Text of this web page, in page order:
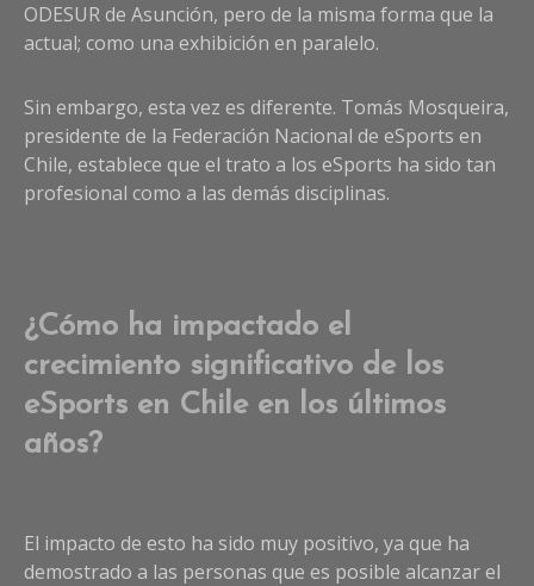
ODESUR de Asunción, pero de la misma forma que la
actual; como una exhibición en paralelo.
Sin embargo, esta vez es diferente. Tomás Mosqueira,
presidente de la Federación Nacional de eSports en
Chile, establece que el trato a los eSports ha sido tan
profesional como a las demás disciplinas.
¿Cómo ha impactado el
crecimiento significativo de los
eSports en Chile en los últimos
años?
El impacto de esto ha sido muy positivo, ya que ha
demostrado a las personas que es posible alcanzar el